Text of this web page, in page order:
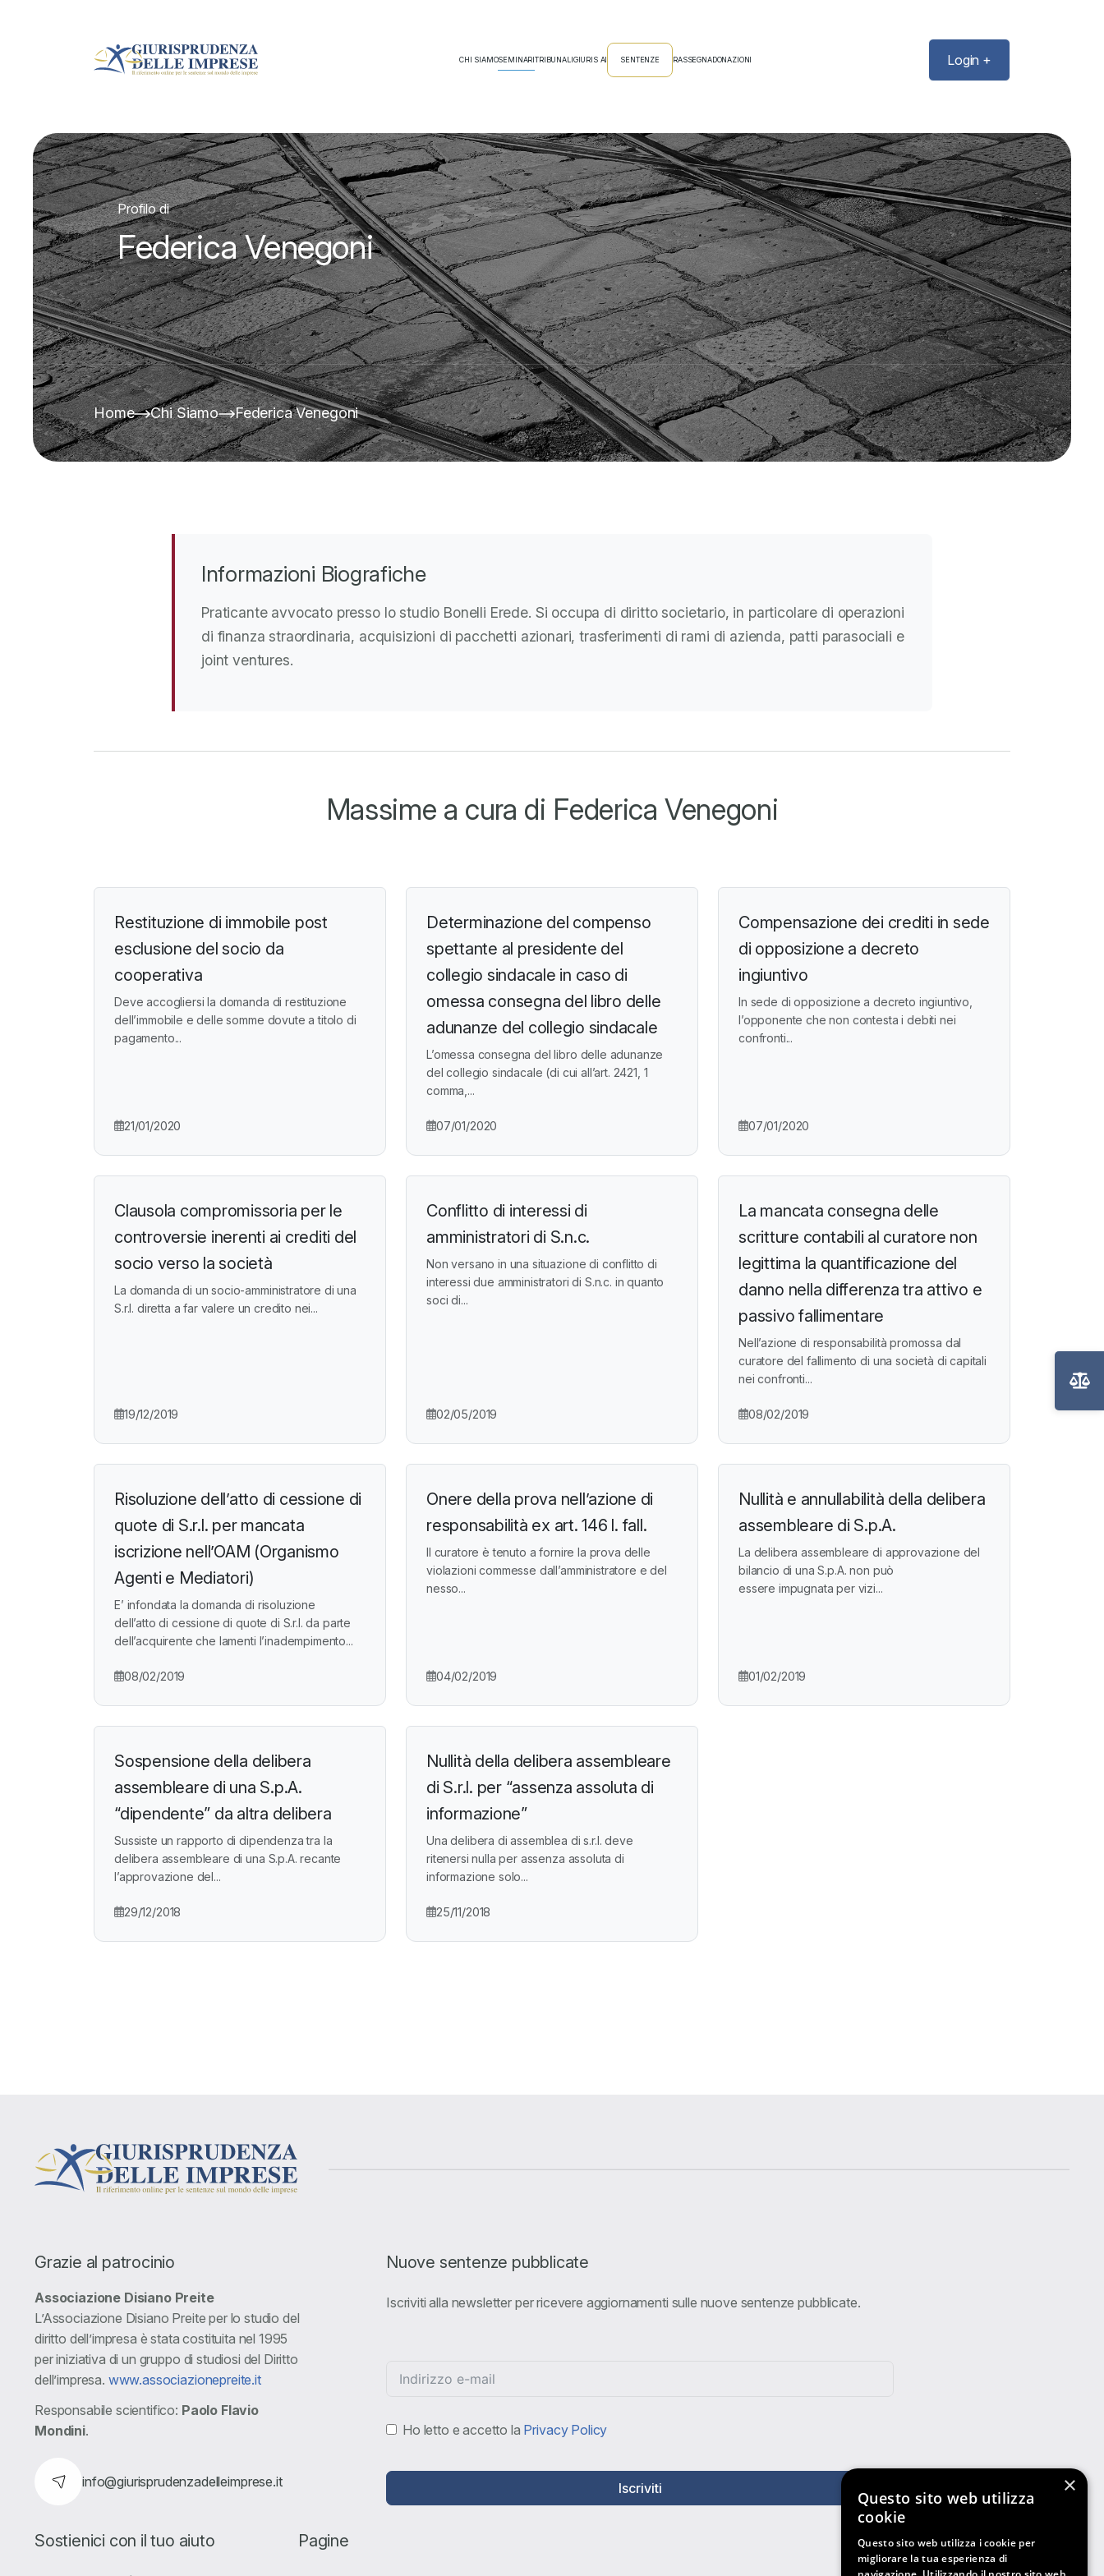
CHI SIAMOSEMINARITRIBUNALIGIURIS AI SENTENZE RASSEGNADONAZIONI Login +
Profilo di
Federica Venegoni
Home Chi Siamo Federica Venegoni
Informazioni Biografiche
Praticante avvocato presso lo studio Bonelli Erede. Si occupa di diritto societario, in particolare di operazioni
di finanza straordinaria, acquisizioni di pacchetti azionari, trasferimenti di rami di azienda, patti parasociali e
joint ventures.
Massime a cura di Federica Venegoni
Restituzione di immobile post
esclusione del socio da
cooperativa
Deve accogliersi la domanda di restituzione
dell’immobile e delle somme dovute a titolo di
pagamento...
21/01/2020
Determinazione del compenso
spettante al presidente del
collegio sindacale in caso di
omessa consegna del libro delle
adunanze del collegio sindacale
L’omessa consegna del libro delle adunanze
del collegio sindacale (di cui all’art. 2421, 1
comma,...
07/01/2020
Compensazione dei crediti in sede
di opposizione a decreto
ingiuntivo
In sede di opposizione a decreto ingiuntivo,
l’opponente che non contesta i debiti nei
confronti...
07/01/2020
Clausola compromissoria per le
controversie inerenti ai crediti del
socio verso la società
La domanda di un socio-amministratore di una
S.r.l. diretta a far valere un credito nei...
19/12/2019
Conflitto di interessi di
amministratori di S.n.c.
Non versano in una situazione di conflitto di
interessi due amministratori di S.n.c. in quanto
soci di...
02/05/2019
La mancata consegna delle
scritture contabili al curatore non
legittima la quantificazione del
danno nella differenza tra attivo e
passivo fallimentare
Nell’azione di responsabilità promossa dal
curatore del fallimento di una società di capitali
nei confronti...
08/02/2019
Risoluzione dell’atto di cessione di
quote di S.r.l. per mancata
iscrizione nell’OAM (Organismo
Agenti e Mediatori)
E’ infondata la domanda di risoluzione
dell’atto di cessione di quote di S.r.l. da parte
dell’acquirente che lamenti l’inadempimento...
08/02/2019
Onere della prova nell’azione di
responsabilità ex art. 146 l. fall.
Il curatore è tenuto a fornire la prova delle
violazioni commesse dall’amministratore e del
nesso...
04/02/2019
Nullità e annullabilità della delibera
assembleare di S.p.A.
La delibera assembleare di approvazione del
bilancio di una S.p.A. non può
essere impugnata per vizi...
01/02/2019
Sospensione della delibera
assembleare di una S.p.A.
“dipendente” da altra delibera
Sussiste un rapporto di dipendenza tra la
delibera assembleare di una S.p.A. recante
l’approvazione del...
29/12/2018
Nullità della delibera assembleare
di S.r.l. per “assenza assoluta di
informazione”
Una delibera di assemblea di s.r.l. deve
ritenersi nulla per assenza assoluta di
informazione solo...
25/11/2018
Grazie al patrocinio
Associazione Disiano Preite
L’Associazione Disiano Preite per lo studio del
diritto dell’impresa è stata costituita nel 1995
per iniziativa di un gruppo di studiosi del Diritto
dell’impresa. www.associazionepreite.it
Responsabile scientifico: Paolo Flavio
Mondini.
info@giurisprudenzadelleimprese.it
Nuove sentenze pubblicate
Iscriviti alla newsletter per ricevere aggiornamenti sulle nuove sentenze pubblicate.
Ho letto e accetto la Privacy Policy
Iscriviti
Sostienici con il tuo aiuto Pagine
×
Questo sito web utilizza
cookie
Questo sito web utilizza i cookie per
migliorare la tua esperienza di